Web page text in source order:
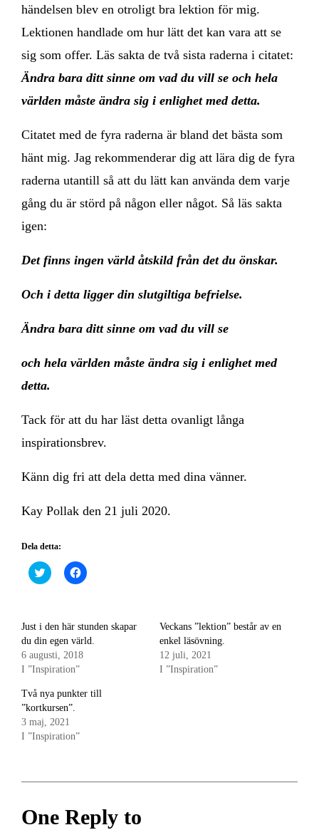
händelsen blev en otroligt bra lektion för mig.
Lektionen handlade om hur lätt det kan vara att se
sig som offer. Läs sakta de två sista raderna i citatet:
Ändra bara ditt sinne om vad du vill se och hela
världen måste ändra sig i enlighet med detta.
Citatet med de fyra raderna är bland det bästa som
hänt mig. Jag rekommenderar dig att lära dig de fyra
raderna utantill så att du lätt kan använda dem varje
gång du är störd på någon eller något. Så läs sakta
igen:
Det finns ingen värld åtskild från det du önskar.
Och i detta ligger din slutgiltiga befrielse.
Ändra bara ditt sinne om vad du vill se
och hela världen måste ändra sig i enlighet med
detta.
Tack för att du har läst detta ovanligt långa
inspirationsbrev.
Känn dig fri att dela detta med dina vänner.
Kay Pollak den 21 juli 2020.
Dela detta:
Klicka
för
(Öppnas
ett
nytt
fönster)
Klicka
för
(Öppnas
ett
nytt
Just i den här stunden skapar
du din egen värld.
6 augusti, 2018
I ”Inspiration”
Veckans ”lektion” består av en
enkel läsövning.
12 juli, 2021
I ”Inspiration”
Två nya punkter till
”kortkursen”.
3 maj, 2021
I ”Inspiration”
One Reply to